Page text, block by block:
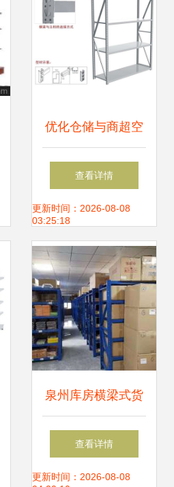
优化仓储与商超空
间的智慧之选 定做
横梁式重型货架的
指南
查看详情
更新时间：2026-08-08
03:25:18
泉州库房横梁式货
架与中型货架的选
择——丰泽货架厂
查看详情
更新时间：2026-08-08